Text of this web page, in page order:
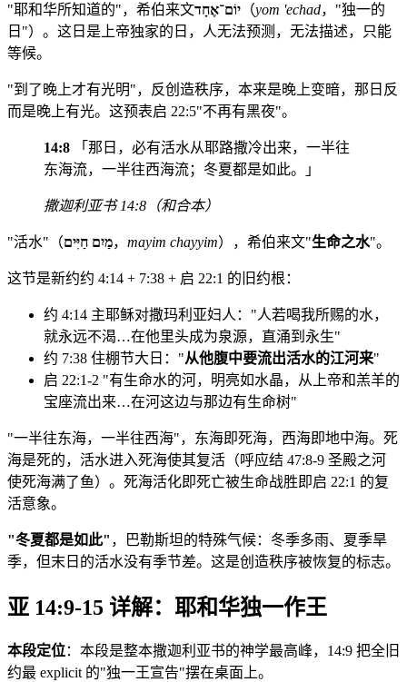
"耶和华所知道的"，希伯来文יוֹם־אֶחָד （yom 'echad，"独一的
日"）。这日是上帝独家的日，人无法预测，无法描述，只能
等候。
"到了晚上才有光明"，反创造秩序，本来是晚上变暗，那日反
而是晚上有光。这预表启 22:5"不再有黑夜"。
14:8 「那日，必有活水从耶路撒冷出来，一半往
东海流，一半往西海流；冬夏都是如此。」
撒迦利亚书 14:8（和合本）
"活水"（מַיִם חַיִּים， mayim chayyim），希伯来文"生命之水"。
这节是新约约 4:14 + 7:38 + 启 22:1 的旧约根：
约 4:14 主耶稣对撒玛利亚妇人："人若喝我所赐的水，
就永远不渴…在他里头成为泉源，直涌到永生"
约 7:38 住棚节大日："从他腹中要流出活水的江河来"
启 22:1-2 "有生命水的河，明亮如水晶，从上帝和羔羊的
宝座流出来…在河这边与那边有生命树"
"一半往东海，一半往西海"，东海即死海，西海即地中海。死
海是死的，活水进入死海使其复活（呼应结 47:8-9 圣殿之河
使死海满了鱼）。死海活化即死亡被生命战胜即启 22:1 的复
活意象。
"冬夏都是如此" ，巴勒斯坦的特殊气候：冬季多雨、夏季旱
季，但末日的活水没有季节差。这是创造秩序被恢复的标志。
亚 14:9-15 详解：耶和华独一作王
本段定位：本段是整本撒迦利亚书的神学最高峰，14:9 把全旧
约最 explicit 的"独一王宣告"摆在桌面上。